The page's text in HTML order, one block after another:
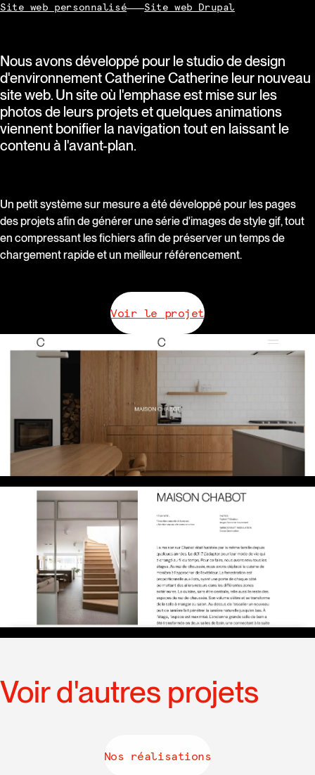
Site web personnalisé Site web Drupal
Nous avons développé pour le studio de design
d'environnement Catherine Catherine leur nouveau
site web. Un site où l'emphase est mise sur les
photos de leurs projets et quelques animations
viennent bonifier la navigation tout en laissant le
contenu à l'avant-plan.
Un petit système sur mesure a été développé pour les pages
des projets afin de générer une série d'images de style gif, tout
en compressant les fichiers afin de préserver un temps de
chargement rapide et un meilleur référencement.
Voir le projet
Voir d'autres projets
Nos réalisations